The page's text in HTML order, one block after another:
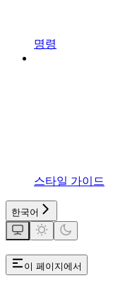
명령
스타일 가이드
한국어
이 페이지에서